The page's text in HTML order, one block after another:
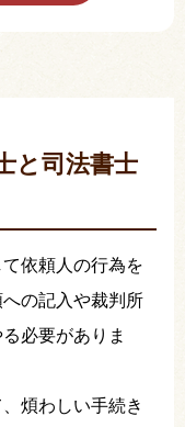
と司法書士
依頼人の行為を
の記入や裁判所
必要がありま
煩わしい手続き